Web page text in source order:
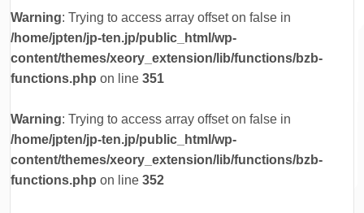
Warning: Trying to access array offset on false in
/home/jpten/jp-ten.jp/public_html/wp-
content/themes/xeory_extension/lib/functions/bzb-
functions.php on line 351
Warning: Trying to access array offset on false in
/home/jpten/jp-ten.jp/public_html/wp-
content/themes/xeory_extension/lib/functions/bzb-
functions.php on line 352